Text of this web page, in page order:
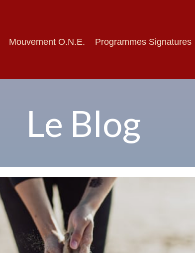
Mouvement O.N.E. Programmes Signatures
Le Blog